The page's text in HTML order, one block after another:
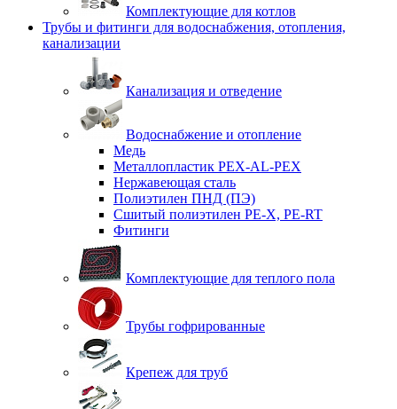
Комплектующие для котлов
Трубы и фитинги для водоснабжения, отопления,
канализации
Канализация и отведение
Водоснабжение и отопление
Медь
Металлопластик PEX-AL-PEX
Нержавеющая сталь
Полиэтилен ПНД (ПЭ)
Сшитый полиэтилен PE-X, PE-RT
Фитинги
Комплектующие для теплого пола
Трубы гофрированные
Крепеж для труб